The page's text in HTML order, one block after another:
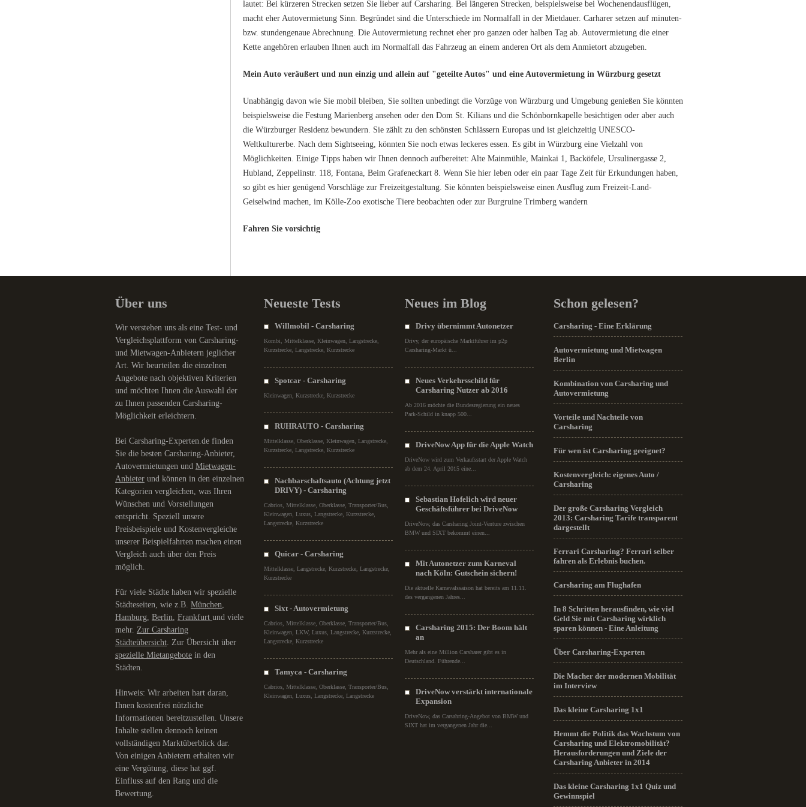
lautet: Bei kürzeren Strecken setzen Sie lieber auf Carsharing. Bei längeren Strecken, beispielsweise bei Wochenendausflügen,
macht eher Autovermietung Sinn. Begründet sind die Unterschiede im Normalfall in der Mietdauer. Carharer setzen auf minuten-
bzw. stundengenaue Abrechnung. Die Autovermietung rechnet eher pro ganzen oder halben Tag ab. Autovermietung die einer
Kette angehören erlauben Ihnen auch im Normalfall das Fahrzeug an einem anderen Ort als dem Anmietort abzugeben.
Mein Auto veräußert und nun einzig und allein auf "geteilte Autos" und eine Autovermietung in Würzburg gesetzt
Unabhängig davon wie Sie mobil bleiben, Sie sollten unbedingt die Vorzüge von Würzburg und Umgebung genießen Sie könnten
beispielsweise die Festung Marienberg ansehen oder den Dom St. Kilians und die Schönbornkapelle besichtigen oder aber auch
die Würzburger Residenz bewundern. Sie zählt zu den schönsten Schlässern Europas und ist gleichzeitig UNESCO-
Weltkulturerbe. Nach dem Sightseeing, könnten Sie noch etwas leckeres essen. Es gibt in Würzburg eine Vielzahl von
Möglichkeiten. Einige Tipps haben wir Ihnen dennoch aufbereitet: Alte Mainmühle, Mainkai 1, Backöfele, Ursulinergasse 2,
Hubland, Zeppelinstr. 118, Fontana, Beim Grafeneckart 8. Wenn Sie hier leben oder ein paar Tage Zeit für Erkundungen haben,
so gibt es hier genügend Vorschläge zur Freizeitgestaltung. Sie könnten beispielsweise einen Ausflug zum Freizeit-Land-
Geiselwind machen, im Kölle-Zoo exotische Tiere beobachten oder zur Burgruine Trimberg wandern
Fahren Sie vorsichtig
Über uns
Wir verstehen uns als eine Test- und
Vergleichsplattform von Carsharing-
und Mietwagen-Anbietern jeglicher
Art. Wir beurteilen die einzelnen
Angebote nach objektiven Kriterien
und möchten Ihnen die Auswahl der
zu Ihnen passenden Carsharing-
Möglichkeit erleichtern.
Bei Carsharing-Experten.de finden
Sie die besten Carsharing-Anbieter,
Autovermietungen und Mietwagen-
Anbieter und können in den einzelnen
Kategorien vergleichen, was Ihren
Wünschen und Vorstellungen
entspricht. Speziell unsere
Preisbeispiele und Kostenvergleiche
unserer Beispielfahrten machen einen
Vergleich auch über den Preis
möglich.
Für viele Städte haben wir spezielle
Städteseiten, wie z.B. München,
Hamburg, Berlin, Frankfurt und viele
mehr. Zur Carsharing
Städteübersicht. Zur Übersicht über
spezielle Mietangebote in den
Städten.
Hinweis: Wir arbeiten hart daran,
Ihnen kostenfrei nützliche
Informationen bereitzustellen. Unsere
Inhalte stellen dennoch keinen
vollständigen Marktüberblick dar.
Von einigen Anbietern erhalten wir
eine Vergütung, diese hat ggf.
Einfluss auf den Rang und die
Bewertung.
Neueste Tests
Willmobil - Carsharing
Kombi, Mittelklasse, Kleinwagen, Langstrecke,
Kurzstrecke, Langstrecke, Kurzstrecke
Spotcar - Carsharing
Kleinwagen, Kurzstrecke, Kurzstrecke
RUHRAUTO - Carsharing
Mittelklasse, Oberklasse, Kleinwagen, Langstrecke,
Kurzstrecke, Langstrecke, Kurzstrecke
Nachbarschaftsauto (Achtung jetzt
DRIVY) - Carsharing
Cabrios, Mittelklasse, Oberklasse, Transporter/Bus,
Kleinwagen, Luxus, Langstrecke, Kurzstrecke,
Langstrecke, Kurzstrecke
Quicar - Carsharing
Mittelklasse, Langstrecke, Kurzstrecke, Langstrecke,
Kurzstrecke
Sixt - Autovermietung
Cabrios, Mittelklasse, Oberklasse, Transporter/Bus,
Kleinwagen, LKW, Luxus, Langstrecke, Kurzstrecke,
Langstrecke, Kurzstrecke
Tamyca - Carsharing
Cabrios, Mittelklasse, Oberklasse, Transporter/Bus,
Kleinwagen, Luxus, Langstrecke, Langstrecke
Neues im Blog
Drivy übernimmt Autonetzer
Drivy, der europäische Marktführer im p2p
Carsharing-Markt ü...
Neues Verkehrsschild für
Carsharing Nutzer ab 2016
Ab 2016 möchte die Bundesregierung ein neues
Park-Schild in knapp 500...
DriveNow App für die Apple Watch
DriveNow wird zum Verkaufsstart der Apple Watch
ab dem 24. April 2015 eine...
Sebastian Hofelich wird neuer
Geschäftsführer bei DriveNow
DriveNow, das Carsharing Joint-Venture zwischen
BMW und SIXT bekommt einen...
Mit Autonetzer zum Karneval
nach Köln: Gutschein sichern!
Die aktuelle Karnevalssaison hat bereits am 11.11.
des vergangenen Jahres...
Carsharing 2015: Der Boom hält
an
Mehr als eine Million Carsharer gibt es in
Deutschland. Führende...
DriveNow verstärkt internationale
Expansion
DriveNow, das Carsahring-Angebot von BMW und
SIXT hat im vergangenen Jahr die...
Schon gelesen?
Carsharing - Eine Erklärung
Autovermietung und Mietwagen
Berlin
Kombination von Carsharing und
Autovermietung
Vorteile und Nachteile von
Carsharing
Für wen ist Carsharing geeignet?
Kostenvergleich: eigenes Auto /
Carsharing
Der große Carsharing Vergleich
2013: Carsharing Tarife transparent
dargestellt
Ferrari Carsharing? Ferrari selber
fahren als Erlebnis buchen.
Carsharing am Flughafen
In 8 Schritten herausfinden, wie viel
Geld Sie mit Carsharing wirklich
sparen können - Eine Anleitung
Über Carsharing-Experten
Die Macher der modernen Mobilität
im Interview
Das kleine Carsharing 1x1
Hemmt die Politik das Wachstum von
Carsharing und Elektromobilität?
Herausforderungen und Ziele der
Carsharing Anbieter in 2014
Das kleine Carsharing 1x1 Quiz und
Gewinnspiel